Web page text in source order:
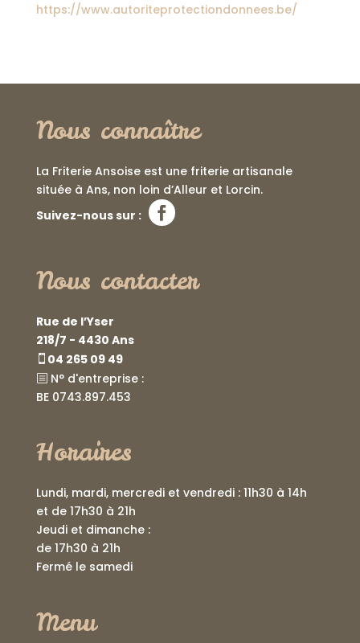
https://www.autoriteprotectiondonnees.be/
Nous connaître
La Friterie Ansoise est une friterie artisanale
située à Ans, non loin d’Alleur et Lorcin.
Suivez-nous sur :
Nous contacter
Rue de l’Yser
218/7 - 4430 Ans
04 265 09 49
N° d'entreprise :
BE 0743.897.453
Horaires
Lundi, mardi, mercredi et vendredi : 11h30 à 14h
et de 17h30 à 21h
Jeudi et dimanche :
de 17h30 à 21h
Fermé le samedi
Menu